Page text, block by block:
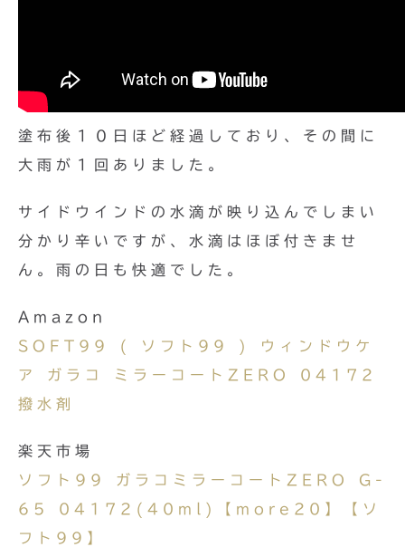
塗布後１０日ほど経過しており、その間に
大雨が１回ありました。
サイドウインドの水滴が映り込んでしまい
分かり辛いですが、水滴はほぼ付きませ
ん。雨の日も快適でした。
Amazon
SOFT99 ( ソフト99 ) ウィンドウケ
ア ガラコ ミラーコートZERO 04172
撥水剤
楽天市場
ソフト99 ガラコミラーコートZERO G-
65 04172(40ml)【more20】【ソ
フト99】